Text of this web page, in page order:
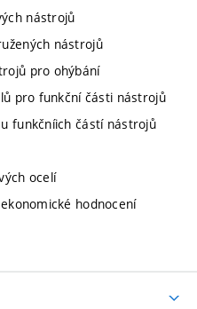
nástrojů
nástrojů
pro ohýbání
pro funkční části nástrojů
funkčníich částí nástrojů
ocelí
hodnocení